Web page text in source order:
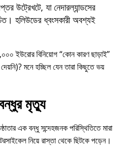
উট্রেখটে, যা নেদারল্যান্ডসের
হলিউডের ধ্বংসকারী অবশ্যই
ইউরোর বিনিয়োগ কোন কারণ ছাড়াই
মনে হচ্ছিল যেন তারা কিছুতে ভয়
মৃত্যু
এক বন্ধু সন্দেহজনক পরিস্থিতিতে মারা
নিয়ে রাস্তা থেকে ছিটকে পড়েন।